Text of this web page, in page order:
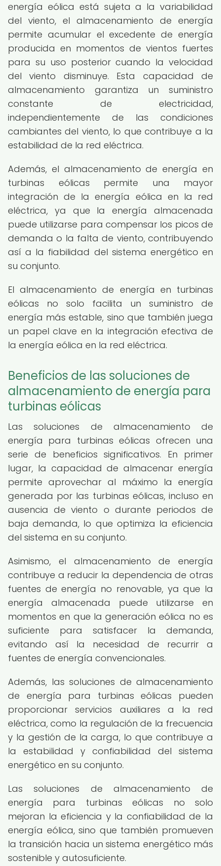
energía eólica está sujeta a la variabilidad
del viento, el almacenamiento de energía
permite acumular el excedente de energía
producida en momentos de vientos fuertes
para su uso posterior cuando la velocidad
del viento disminuye. Esta capacidad de
almacenamiento garantiza un suministro
constante de electricidad,
independientemente de las condiciones
cambiantes del viento, lo que contribuye a la
estabilidad de la red eléctrica.
Además, el almacenamiento de energía en
turbinas eólicas permite una mayor
integración de la energía eólica en la red
eléctrica, ya que la energía almacenada
puede utilizarse para compensar los picos de
demanda o la falta de viento, contribuyendo
así a la fiabilidad del sistema energético en
su conjunto.
El almacenamiento de energía en turbinas
eólicas no solo facilita un suministro de
energía más estable, sino que también juega
un papel clave en la integración efectiva de
la energía eólica en la red eléctrica.
Beneficios de las soluciones de
almacenamiento de energía para
turbinas eólicas
Las soluciones de almacenamiento de
energía para turbinas eólicas ofrecen una
serie de beneficios significativos. En primer
lugar, la capacidad de almacenar energía
permite aprovechar al máximo la energía
generada por las turbinas eólicas, incluso en
ausencia de viento o durante periodos de
baja demanda, lo que optimiza la eficiencia
del sistema en su conjunto.
Asimismo, el almacenamiento de energía
contribuye a reducir la dependencia de otras
fuentes de energía no renovable, ya que la
energía almacenada puede utilizarse en
momentos en que la generación eólica no es
suficiente para satisfacer la demanda,
evitando así la necesidad de recurrir a
fuentes de energía convencionales.
Además, las soluciones de almacenamiento
de energía para turbinas eólicas pueden
proporcionar servicios auxiliares a la red
eléctrica, como la regulación de la frecuencia
y la gestión de la carga, lo que contribuye a
la estabilidad y confiabilidad del sistema
energético en su conjunto.
Las soluciones de almacenamiento de
energía para turbinas eólicas no solo
mejoran la eficiencia y la confiabilidad de la
energía eólica, sino que también promueven
la transición hacia un sistema energético más
sostenible y autosuficiente.